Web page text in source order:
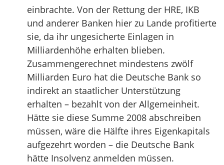
einbrachte. Von der Rettung der HRE, IKB
und anderer Banken hier zu Lande profitierte
sie, da ihr ungesicherte Einlagen in
Milliardenhöhe erhalten blieben.
Zusammengerechnet mindestens zwölf
Milliarden Euro hat die Deutsche Bank so
indirekt an staatlicher Unterstützung
erhalten – bezahlt von der Allgemeinheit.
Hätte sie diese Summe 2008 abschreiben
müssen, wäre die Hälfte ihres Eigenkapitals
aufgezehrt worden – die Deutsche Bank
hätte Insolvenz anmelden müssen.